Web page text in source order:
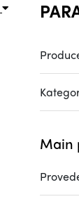
Main